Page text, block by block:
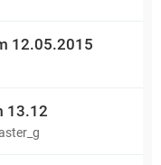
12.05.2015
13.12